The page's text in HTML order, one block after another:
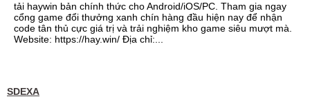
tải haywin bản chính thức cho Android/iOS/PC. Tham gia ngay
cổng game đổi thưởng xanh chín hàng đầu hiện nay để nhận
code tân thủ cực giá trị và trải nghiệm kho game siêu mượt mà.
Website: https://hay.win/ Địa chỉ:...
SDEXA